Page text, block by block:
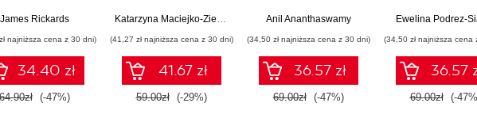
James Rickards
najniższa cena z 30 dni)
34.40 zł
(-47%)
Katarzyna Maciejko-Zielińska
(41,27 zł najniższa cena z 30 dni)
41.67 zł
59.00zł (-29%)
współczesnej
Anil Ananthaswamy
(34,50 zł najniższa cena z 30 dni)
36.57 zł
69.00zł (-47%)
Ewelina Podrez-
(34,50 zł najniższa cena
36.57
69.00zł (-